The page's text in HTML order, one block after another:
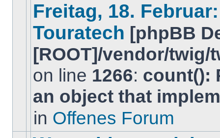
editieren
oder
weitere
Antworten
erstellen.
gibt
keine
neuen
BeitrÃ¤ge
Freitag, 18.
Touratech [phpBB
[ROOT]/vendor/
on line 1266: count():
an object that
in Offenes Forum